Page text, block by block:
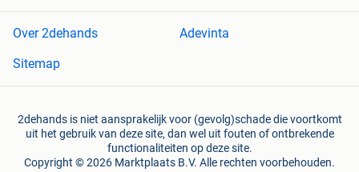
Over 2dehands
Adevinta
Sitemap
2dehands is niet aansprakelijk voor (gevolg)schade die voortkomt
uit het gebruik van deze site, dan wel uit fouten of ontbrekende
functionaliteiten op deze site.
Copyright © 2026 Marktplaats B.V. Alle rechten voorbehouden.